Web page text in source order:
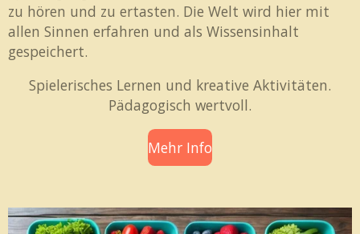
zu hören und zu ertasten. Die Welt wird hier mit
allen Sinnen erfahren und als Wissensinhalt
gespeichert.
Spielerisches Lernen und kreative Aktivitäten.
Pädagogisch wertvoll.
Mehr Info